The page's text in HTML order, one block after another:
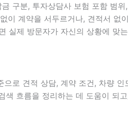
구분, 투자상담사 보험 포함 범
계약을 서두르거나, 견적서 없
실제 방문자가 자신의 상황에 맞
으로 견적 상담, 계약 조건, 차량
흐름을 정리하는 데 도움이 되